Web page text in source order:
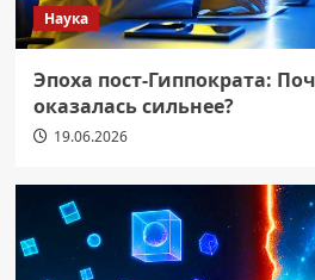
Наука
Эпоха пост-Гиппократа:
оказалась сильнее?
19.06.2026